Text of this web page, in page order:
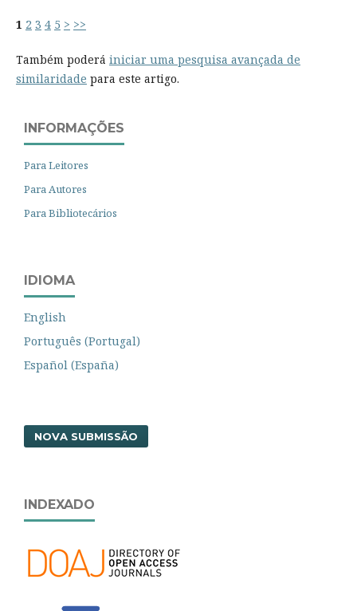
1 2 3 4 5 > >>
Também poderá iniciar uma pesquisa avançada de
similaridade para este artigo.
INFORMAÇÕES
Para Leitores
Para Autores
Para Bibliotecários
IDIOMA
English
Português (Portugal)
Español (España)
NOVA SUBMISSÃO
INDEXADO